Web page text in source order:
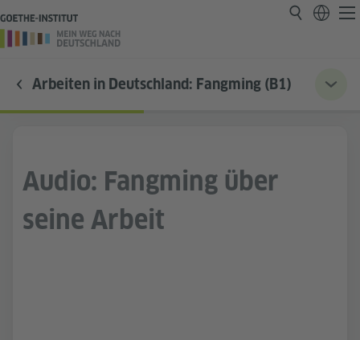
Arbeiten in Deutschland: Fangming (B1)
Audio: Fangming über
seine Arbeit